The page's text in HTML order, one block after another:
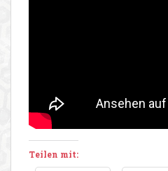
Teilen mit: